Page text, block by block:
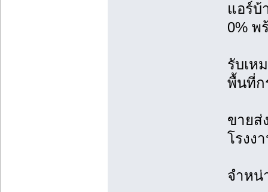
แอร์บ้
0% พ
รับเห
พื้นที่ก
ขายส่
โรงง
จำหน่